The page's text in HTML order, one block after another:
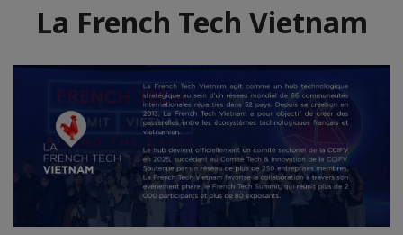
La French Tech Vietnam